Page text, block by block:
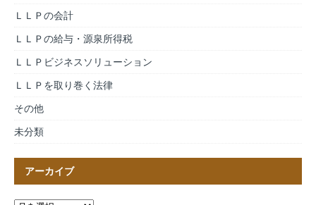
ＬＬＰの会計
ＬＬＰの給与・源泉所得税
ＬＬＰビジネスソリューション
ＬＬＰを取り巻く法律
その他
未分類
アーカイブ